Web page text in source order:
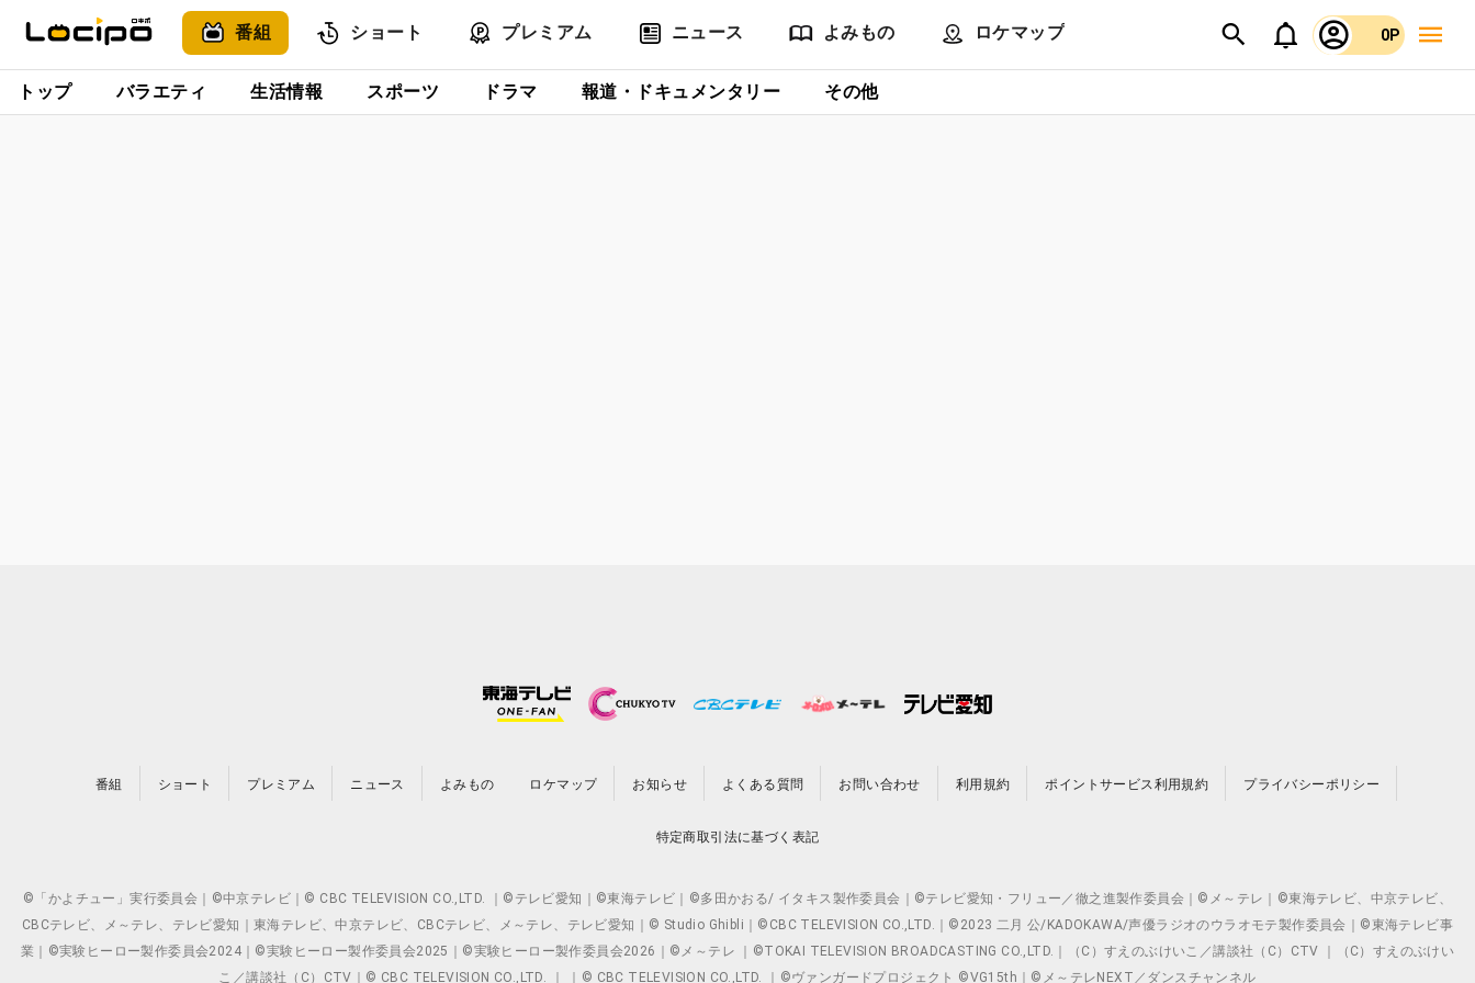
番組 ショート プレミアム ニュース よみもの ロケマップ 0P
トップ バラエティ 生活情報 スポーツ ドラマ 報道・ドキュメンタリー その他
番組 ショート プレミアム ニュース よみもの ロケマップ お知らせ よくある質問 お問い合わせ 利用規約 ポイントサービス利用規約 プライバシーポリシー
特定商取引法に基づく表記
©「かよチュー」実行委員会｜©中京テレビ｜© CBC TELEVISION CO.,LTD. ｜©テレビ愛知｜©東海テレビ｜©多田かおる/ イタキス製作委員会｜©テレビ愛知・フリュー／徹之進製作委員会｜©メ～テレ｜©東海テレビ、中京テレビ、
CBCテレビ、メ～テレ、テレビ愛知｜東海テレビ、中京テレビ、CBCテレビ、メ～テレ、テレビ愛知｜© Studio Ghibli｜©CBC TELEVISION CO.,LTD.｜©2023 二月 公/KADOKAWA/声優ラジオのウラオモテ製作委員会｜©東海テレビ事
業｜©実験ヒーロー製作委員会2024｜©実験ヒーロー製作委員会2025｜©実験ヒーロー製作委員会2026｜©メ～テレ ｜©TOKAI TELEVISION BROADCASTING CO.,LTD.｜（C）すえのぶけいこ／講談社（C）CTV ｜（C）すえのぶけい
こ／講談社（C）CTV｜© CBC TELEVISION CO.,LTD. ｜ ｜© CBC TELEVISION CO.,LTD. ｜©ヴァンガードプロジェクト ©VG15th｜©メ～テレNEXT／ダンスチャンネル